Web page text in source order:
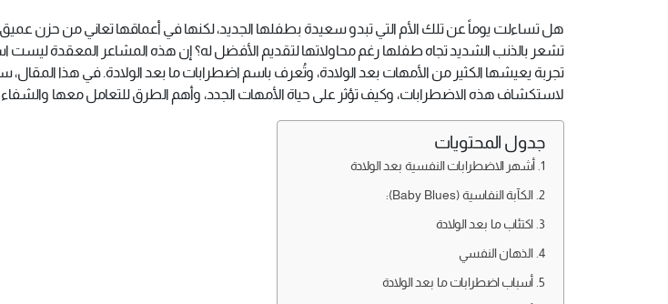
هل تساءلت يوماً عن تلك الأم التي تبدو سعيدة بطفلها الجديد، لكنها في أعماقها تعاني من حزن عميق؟
تشعر بالذنب الشديد تجاه طفلها رغم محاولاتها لتقديم الأفضل له؟ إن هذه المشاعر المعقدة ليست
تجربة يعيشها الكثير من الأمهات بعد الولادة، وتُعرف باسم اضطرابات ما بعد الولادة. في هذا
لاستكشاف هذه الاضطرابات، وكيف تؤثر على حياة الأمهات الجدد، وأهم الطرق للتعامل معها والشفاء
جدول المحتويات
أشهر الاضطرابات النفسية بعد الولادة
الكآبة النفاسية (Baby Blues):
اكتئاب ما بعد الولادة
الذهان النفسي
أسباب اضطرابات ما بعد الولادة